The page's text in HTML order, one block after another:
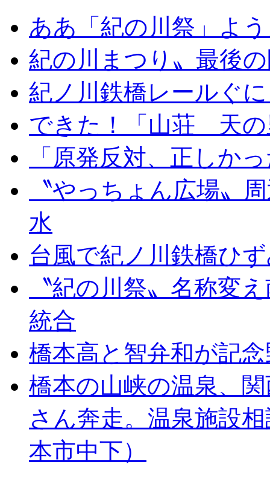
ああ「紀の川祭」よ
紀の川まつり〟最後
紀ノ川鉄橋レールぐ
できた！「山荘 天の
「原発反対、正しか
〝やっちょん広場〟
水
台風で紀ノ川鉄橋ひ
〝紀の川祭〟名称変
統合
橋本高と智弁和が記
橋本の山峡の温泉、
さん奔走。温泉施設
本市中下）